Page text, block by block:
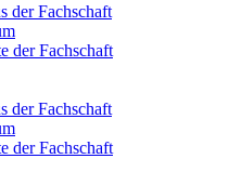
der Fachschaft
der Fachschaft
der Fachschaft
der Fachschaft